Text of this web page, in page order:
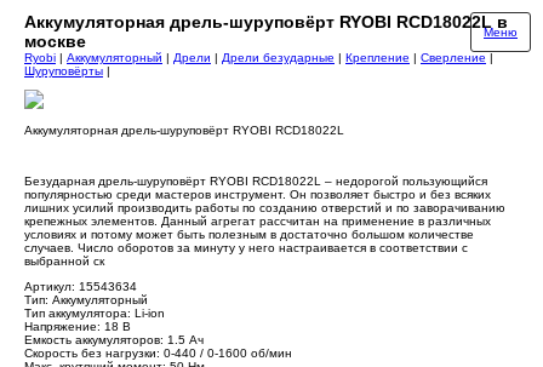
Аккумуляторная дрель-шуруповёрт RYOBI RCD18022L в
москве
Меню
Ryobi | Аккумуляторный | Дрели | Дрели безударные | Крепление | Сверление |
Шуруповёрты |
Аккумуляторная дрель-шуруповёрт RYOBI RCD18022L
Безударная дрель-шуруповёрт RYOBI RCD18022L – недорогой пользующийся
популярностью среди мастеров инструмент. Он позволяет быстро и без всяких
лишних усилий производить работы по созданию отверстий и по заворачиванию
крепежных элементов. Данный агрегат рассчитан на применение в различных
условиях и потому может быть полезным в достаточно большом количестве
случаев. Число оборотов за минуту у него настраивается в соответствии с
выбранной ск
Артикул: 15543634
Тип: Аккумуляторный
Тип аккумулятора: Li-ion
Напряжение: 18 В
Емкость аккумуляторов: 1.5 Ач
Скорость без нагрузки: 0-440 / 0-1600 об/мин